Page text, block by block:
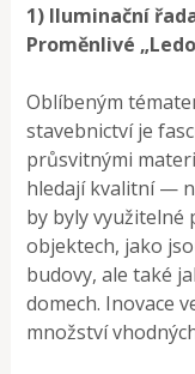
1) Iluminační
Proměnlivé
Oblíbeným
stavebnictví je
průsvitnými
hledají kvalitní —
by byly využitelné
objektech, jako
budovy, ale také
domech. Inovace
množství